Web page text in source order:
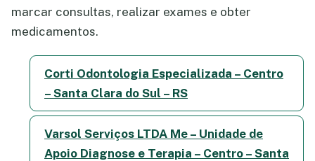
marcar consultas, realizar exames e obter
medicamentos.
Corti Odontologia Especializada – Centro
– Santa Clara do Sul – RS
Varsol Serviços LTDA Me – Unidade de
Apoio Diagnose e Terapia – Centro – Santa